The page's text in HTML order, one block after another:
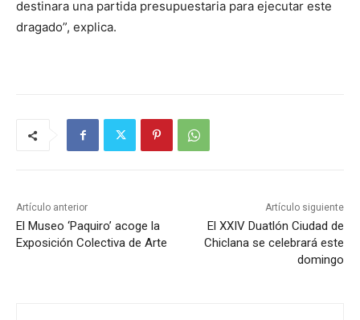
destinara una partida presupuestaria para ejecutar este
dragado”, explica.
Artículo anterior
El Museo ‘Paquiro’ acoge la
Exposición Colectiva de Arte
Artículo siguiente
El XXIV Duatlón Ciudad de
Chiclana se celebrará este
domingo